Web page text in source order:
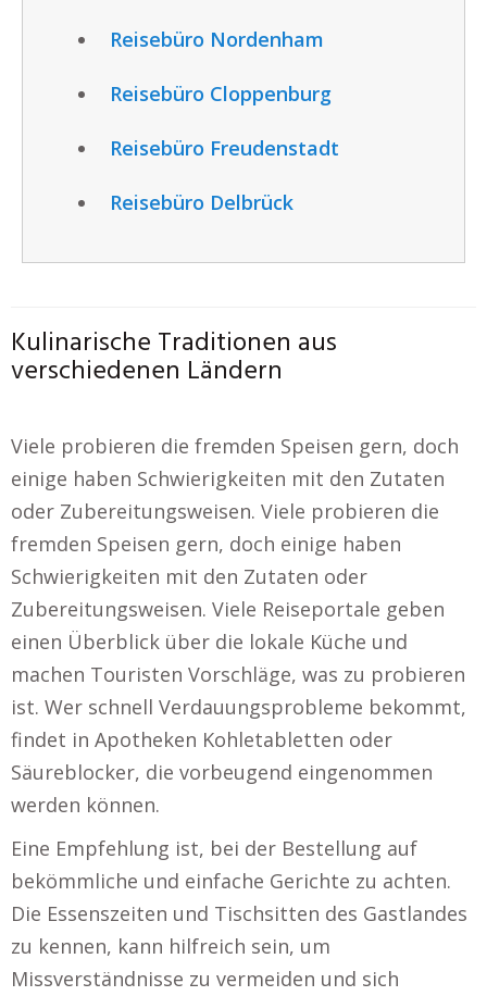
Reisebüro Nordenham
Reisebüro Cloppenburg
Reisebüro Freudenstadt
Reisebüro Delbrück
Kulinarische Traditionen aus
verschiedenen Ländern
Viele probieren die fremden Speisen gern, doch
einige haben Schwierigkeiten mit den Zutaten
oder Zubereitungsweisen. Viele probieren die
fremden Speisen gern, doch einige haben
Schwierigkeiten mit den Zutaten oder
Zubereitungsweisen. Viele Reiseportale geben
einen Überblick über die lokale Küche und
machen Touristen Vorschläge, was zu probieren
ist. Wer schnell Verdauungsprobleme bekommt,
findet in Apotheken Kohletabletten oder
Säureblocker, die vorbeugend eingenommen
werden können.
Eine Empfehlung ist, bei der Bestellung auf
bekömmliche und einfache Gerichte zu achten.
Die Essenszeiten und Tischsitten des Gastlandes
zu kennen, kann hilfreich sein, um
Missverständnisse zu vermeiden und sich